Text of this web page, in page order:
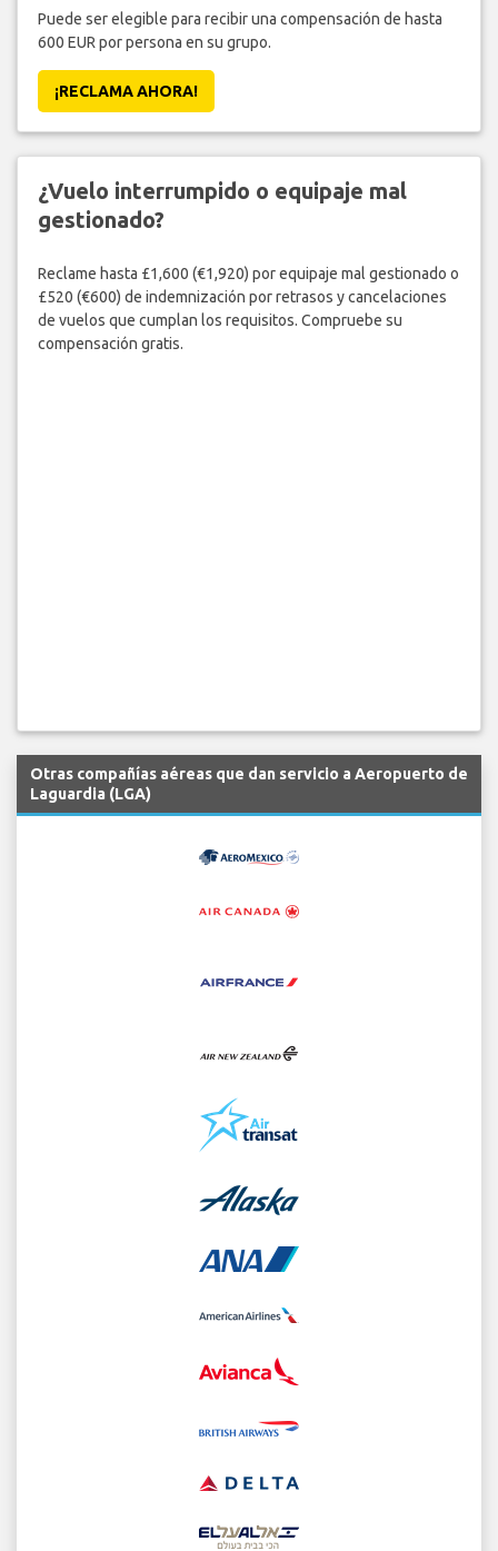
Puede ser elegible para recibir una compensación de hasta
600 EUR por persona en su grupo.
¡RECLAMA AHORA!
¿Vuelo interrumpido o equipaje mal
gestionado?
Reclame hasta £1,600 (€1,920) por equipaje mal gestionado o
£520 (€600) de indemnización por retrasos y cancelaciones
de vuelos que cumplan los requisitos. Compruebe su
compensación gratis.
Otras compañías aéreas que dan servicio a Aeropuerto de
Laguardia (LGA)